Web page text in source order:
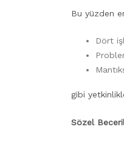
Bu yüzden
Dört
gibi
Sözel